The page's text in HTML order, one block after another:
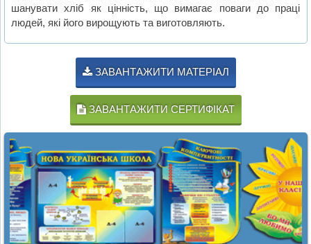
шанувати хліб як цінність, що вимагає поваги до праці
людей, які його вирощують та виготовляють.
ЗАВАНТАЖИТИ МАТЕРІАЛ
ЗАВАНТАЖИТИ СЕРТИФІКАТ